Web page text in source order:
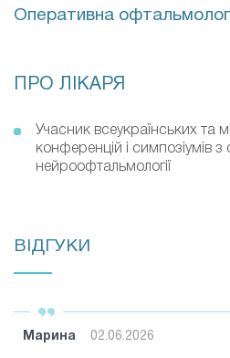
Оперативна
ПРО ЛІКАРЯ
Учасник всеукраїнських та
конференцій і симпозіумів з
нейроофтальмології
ВІДГУКИ
Марина 02.06.2026